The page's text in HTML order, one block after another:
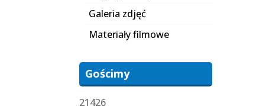
Galeria zdjęć
Materiały filmowe
Gościmy
21426